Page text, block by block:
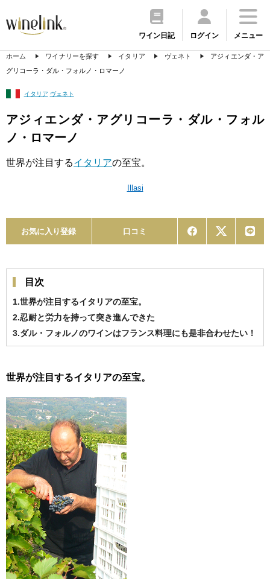
ワイン日記 ログイン メニュー
ホーム ワイナリーを探す イタリア ヴェネト
アジィエンダ・ア
グリコーラ・ダル・フォルノ・ロマーノ
イタリア ヴェネト
アジィエンダ・アグリコーラ・ダル・フォル
ノ・ロマーノ
世界が注目するイタリアの至宝。
Illasi
お気に入り登録 口コミ
目次
1.世界が注目するイタリアの至宝。
2.忍耐と労力を持って突き進んできた
3.ダル・フォルノのワインはフランス料理にも是非合わせたい！
世界が注目するイタリアの至宝。